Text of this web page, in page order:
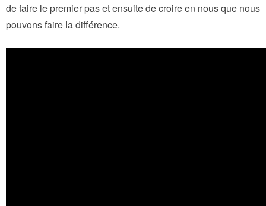
de faire le premier pas et ensuite de croire en nous que nous
pouvons faire la différence.